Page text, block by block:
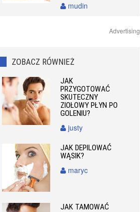
mudin
Advertising
ZOBACZ RÓWNIEŻ
JAK
PRZYGOTOWAĆ
SKUTECZNY
ZIOŁOWY PŁYN PO
GOLENIU?
justy
JAK DEPILOWAĆ
WĄSIK?
maryc
JAK TAMOWAĆ